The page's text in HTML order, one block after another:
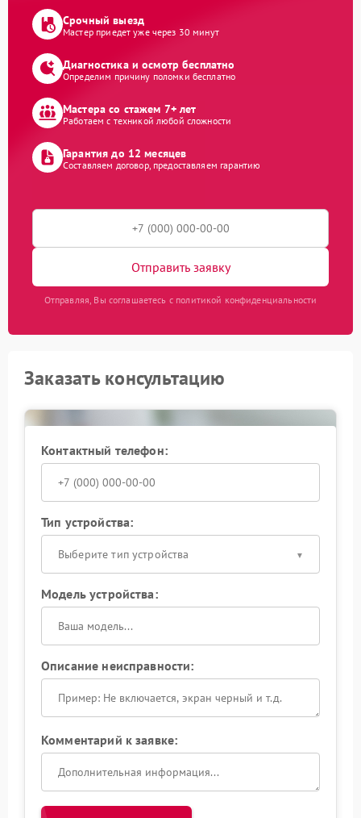
Срочный выезд
Мастер приедет уже через 30 минут
Диагностика и осмотр бесплатно
Определим причину поломки бесплатно
Мастера со стажем 7+ лет
Работаем с техникой любой сложности
Гарантия до 12 месяцев
Составляем договор, предоставляем гарантию
Отправить заявку
Отправляя, Вы соглашаетесь с политикой конфиденциальности
Заказать консультацию
Контактный телефон:
Тип устройства:
Выберите тип устройства
Модель устройства:
Описание неисправности:
Комментарий к заявке: